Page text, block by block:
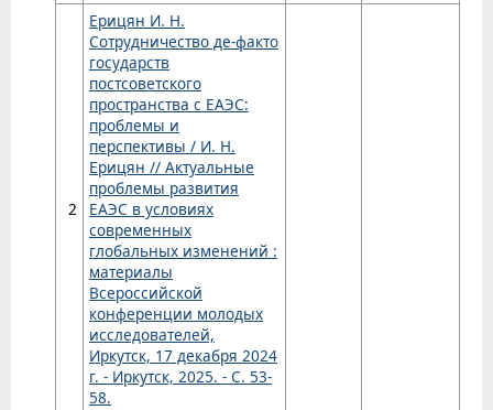
2
Ерицян И. Н.
Сотрудничество де-факто
государств
постсоветского
пространства с ЕАЭС:
проблемы и
перспективы / И. Н.
Ерицян // Актуальные
проблемы развития
ЕАЭС в условиях
современных
глобальных изменений :
материалы
Всероссийской
конференции молодых
исследователей,
Иркутск, 17 декабря 2024
г. - Иркутск, 2025. - С. 53-
58.